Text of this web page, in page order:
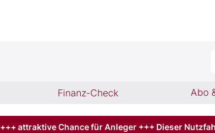
Finanz-Check Abo
+++ attraktive Chance für Anleger +++ Dieser